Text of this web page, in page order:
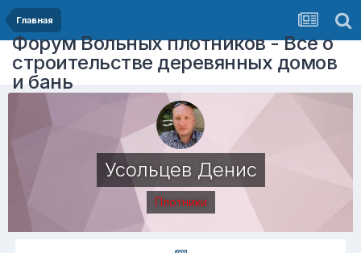
Главная
Форум Вольных плотников - Все о
строительстве деревянных домов
и бань
Усольцев Денис
Плотники